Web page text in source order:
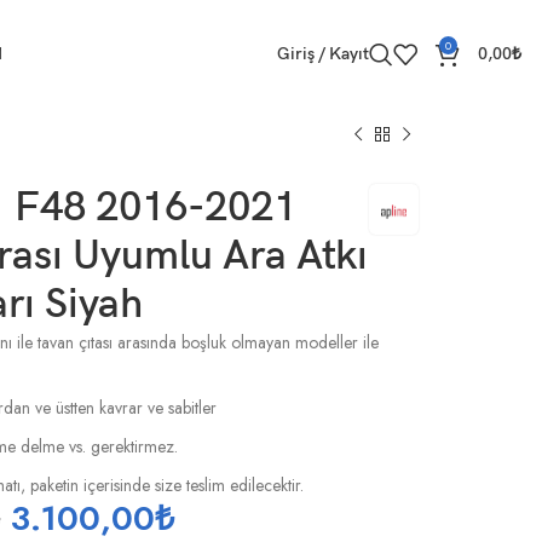
Giriş / Kayıt 0 0,00₺
F48 2016-2021
Uyumlu Ara Atkı
Siyah
ile tavan çıtası arasında boşluk olmayan modeller ile
ve üstten kavrar ve sabitler
delme vs. gerektirmez.
paketin içerisinde size teslim edilecektir.
3.100,00₺